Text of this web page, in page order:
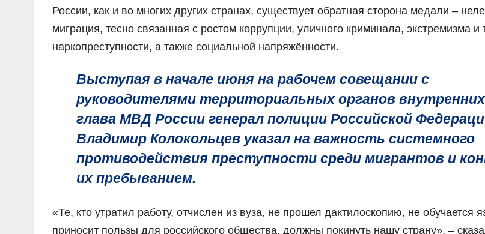
России, как и во многих других странах, существует обратная сторона медали –
миграция, тесно связанная с ростом коррупции, уличного криминала, экстремизма и
наркопреступности, а также социальной напряжённости.
Выступая в начале июня на рабочем совещании с
руководителями территориальных органов
глава МВД России генерал полиции Российской
Владимир Колокольцев указал на важность системного
противодействия преступности среди мигрантов и
их пребыванием.
«Те, кто утратил работу, отчислен из вуза, не прошел дактилоскопию, не обучается
приносит пользы для российского общества, должны покинуть нашу страну», –